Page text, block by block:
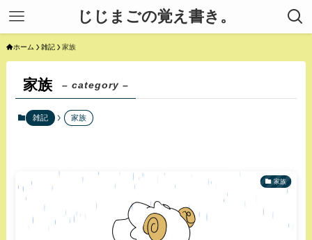
じじまごの覚え書き。
ホーム 雑記 家族
家族 – category –
雑記 家族
家族